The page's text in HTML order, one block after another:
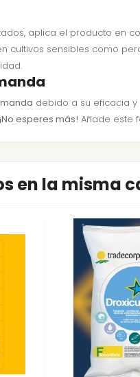
aplica el producto en
cultivos sensibles como
debido a su eficacia
¡No esperes más! Añade este
en la misma